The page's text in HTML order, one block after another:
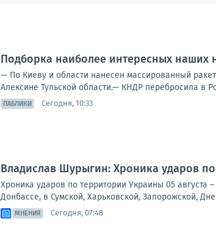
Подборка наиболее интересных наших
— По Киеву и области нанесен массированный
Алексине Тульской области.— КНДР перебросила в
ПАБЛИКИ Сегодня, 10:33
Владислав Шурыгин: Хроника ударов по
Хроника ударов по территории Украины 05
Донбассе, в Сумской, Харьковской, Запорожской,
МНЕНИЯ Сегодня, 07:48